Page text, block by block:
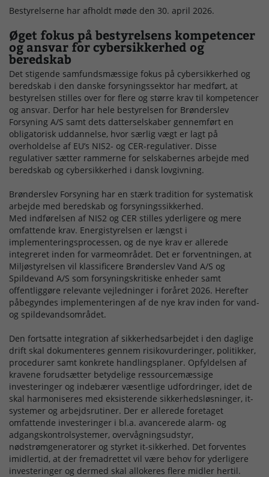
Bestyrelserne har afholdt møde den 30. april 2026.
Øget fokus på bestyrelsens kompetencer
og ansvar for cybersikkerhed og
beredskab
Det stigende samfundsmæssige fokus på cybersikkerhed og
beredskab i den danske forsyningssektor har medført, at
bestyrelsen stilles over for flere og større krav til kompetencer
og ansvar. Derfor har hele bestyrelsen for Brønderslev
Forsyning A/S samt dets datterselskaber gennemført en
obligatorisk uddannelse, hvor særlig vægt er lagt på
overholdelse af EU’s NIS2- og CER-regulativer. Disse
regulativer sætter rammerne for selskabernes arbejde med
beredskab og cybersikkerhed i dansk lovgivning.
Brønderslev Forsyning har en stærk tradition for systematisk
arbejde med beredskab og forsyningssikkerhed.
Med indførelsen af NIS2 og CER stilles yderligere og mere
omfattende krav. Energistyrelsen er længst i
implementeringsprocessen, og de nye krav er allerede
integreret inden for varmeområdet. Det er forventningen, at
Miljøstyrelsen vil klassificere Brønderslev Vand A/S og
Spildevand A/S som forsyningskritiske enheder samt
offentliggøre relevante vejledninger i foråret 2026. Herefter
påbegyndes implementeringen af de nye krav inden for vand-
og spildevandsområdet.
Den fortsatte integration af sikkerhedsarbejdet i den daglige
drift skal dokumenteres gennem risikovurderinger, politikker,
procedurer samt konkrete handlingsplaner. Opfyldelsen af
kravene forudsætter betydelige ressourcemæssige
investeringer og indebærer væsentlige udfordringer, idet de
skal harmoniseres med eksisterende sikkerhedsløsninger, it-
systemer og arbejdsrutiner. Der er allerede foretaget
omfattende investeringer i bl.a. avancerede alarm- og
adgangskontrolsystemer, overvågningsudstyr,
nødstrømgeneratorer og styrket it-sikkerhed. Det forventes
imidlertid, at der fremadrettet vil være behov for yderligere
investeringer og dermed skal allokeres flere midler hertil.